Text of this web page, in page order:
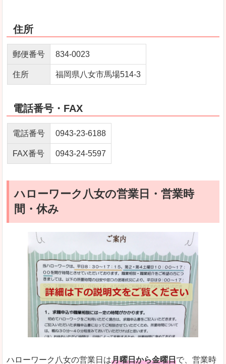
住所
郵便番号 834-0023
住所 福岡県八女市馬場514-3
電話番号・FAX
電話番号 0943-23-6188
FAX番号 0943-24-5597
ハローワーク八女の営業日・営業時
間・休み
ハローワーク八女の営業日は月曜日から金曜日で、営業時